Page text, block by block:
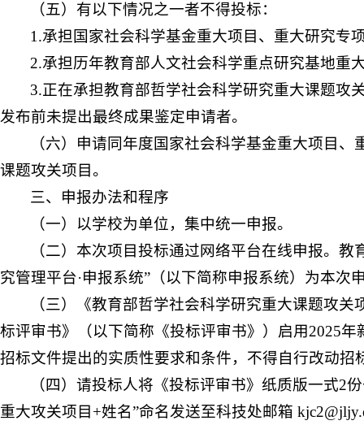
（五）有以下情况之一者不得投标：
1.承担国家社会科学基金重大项目、重大研究专
2.承担历年教育部人文社会科学重点研究基地重
3.正在承担教育部哲学社会科学研究重大课题攻
发布前未提出最终成果鉴定申请者。
（六）申请同年度国家社会科学基金重大项目
课题攻关项目。
三、申报办法和程序
（一）以学校为单位，集中统一申报。
（二）本次项目投标通过网络平台在线申报。
究管理平台·申报系统”（以下简称申报系统）为本
（三）《教育部哲学社会科学研究重大课题攻
标评审书》（以下简称《投标评审书》）启用2025
招标文件提出的实质性要求和条件，不得自行改动招
（四）请投标人将《投标评审书》纸质版一式2
重大攻关项目+姓名”命名发送至科技处邮箱